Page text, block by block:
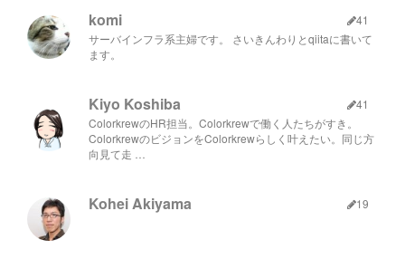
komi
41
サーバインフラ系主婦です。 さいきんわりとqiitaに書いて
ます。
Kiyo Koshiba
41
ColorkrewのHR担当。Colorkrewで働く人たちがすき。
ColorkrewのビジョンをColorkrewらしく叶えたい。同じ方
向見て走 …
Kohei Akiyama 19